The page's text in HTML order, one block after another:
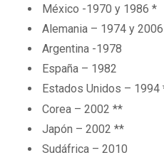
México -1970 y 1986 *
Alemania – 1974 y 2006
Argentina -1978
España – 1982
Estados Unidos – 1994
Corea – 2002 **
Japón – 2002 **
Sudáfrica – 2010